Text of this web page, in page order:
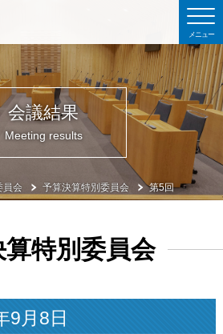
会議結果
Meeting results
員会 予算決算特別委員会 第5回
特別委員会
月8日